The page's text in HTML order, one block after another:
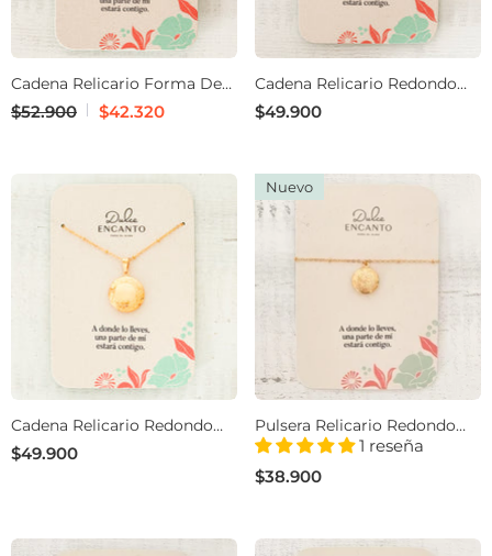
Cadena Relicario Forma De
Sobre
$52.900 $42.320
Cadena Relicario Redondo
Liso Clásico
$49.900
Cadena Relicario Redondo
Solsticio
$49.900
Nuevo
Pulsera Relicario Redondo
Mandala Mini Con
Significado
1 reseña
$38.900